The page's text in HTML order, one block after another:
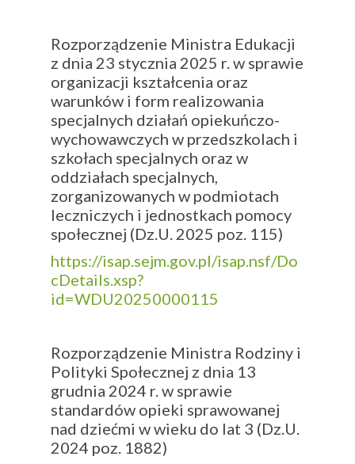
Rozporządzenie Ministra Edukacji
z dnia 23 stycznia 2025 r. w sprawie
organizacji kształcenia oraz
warunków i form realizowania
specjalnych działań opiekuńczo-
wychowawczych w przedszkolach i
szkołach specjalnych oraz w
oddziałach specjalnych,
zorganizowanych w podmiotach
leczniczych i jednostkach pomocy
społecznej (Dz.U. 2025 poz. 115)
https://isap.sejm.gov.pl/isap.nsf/Do
cDetails.xsp?
id=WDU20250000115
Rozporządzenie Ministra Rodziny i
Polityki Społecznej z dnia 13
grudnia 2024 r. w sprawie
standardów opieki sprawowanej
nad dziećmi w wieku do lat 3 (Dz.U.
2024 poz. 1882)